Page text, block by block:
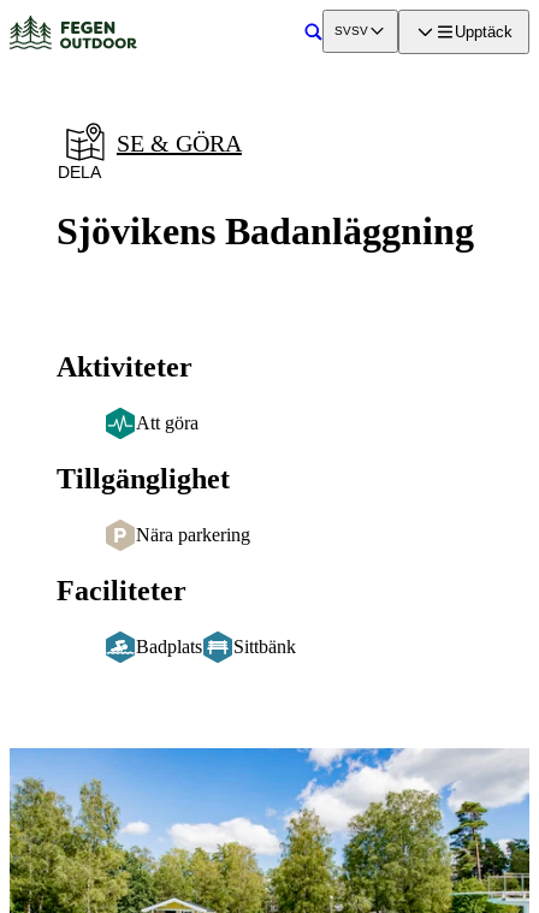
Upptäck
SökSVSV
Sjövikens Badanläggning
SE & GÖRA
DELA
Aktiviteter
Att göra
Tillgänglighet
Nära parkering
Faciliteter
Badplats Sittbänk
Bildspel
med
bilder